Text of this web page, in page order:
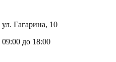
Гагарина, 10
до 18:00